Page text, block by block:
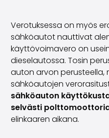
Verotuksessa on myös
sähköautot nauttivat
käyttövoimavero on
dieselautossa. Tosin
auton arvon perusteella,
sähköautojen
sähköauton
selvästi
elinkaaren aikana.